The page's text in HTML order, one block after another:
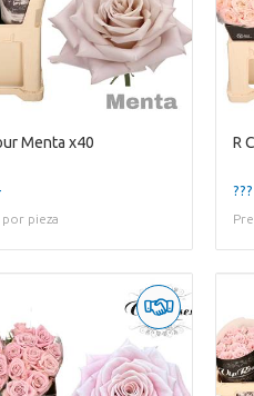
Menta x40
pieza
R